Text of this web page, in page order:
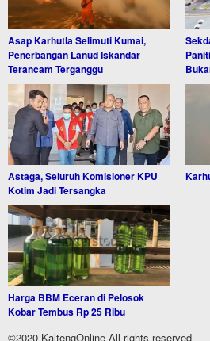
Asap Karhutla Selimuti Kumai,
Penerbangan Lanud Iskandar
Terancam Terganggu
Astaga, Seluruh Komisioner KPU
Kotim Jadi Tersangka
Harga BBM Eceran di Pelosok
Kobar Tembus Rp 25 Ribu
©2020 KaltengOnline All rights reserved